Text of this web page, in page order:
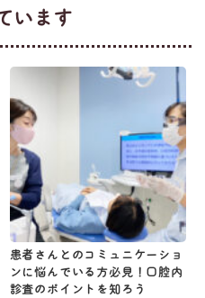
います
患者さんとのコミュニケーショ
ンに悩んでいる方必見！口腔内
診査のポイントを知ろう